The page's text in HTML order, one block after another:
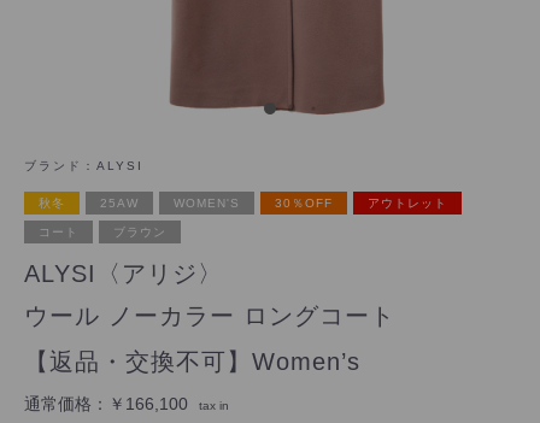
ブランド： ALYSI
秋冬 25AW WOMEN'S 30％OFF アウトレット
コート ブラウン
ALYSI〈アリジ〉
ウール ノーカラー ロングコート
【返品・交換不可】Women’s
通常価格： ￥166,100 tax in